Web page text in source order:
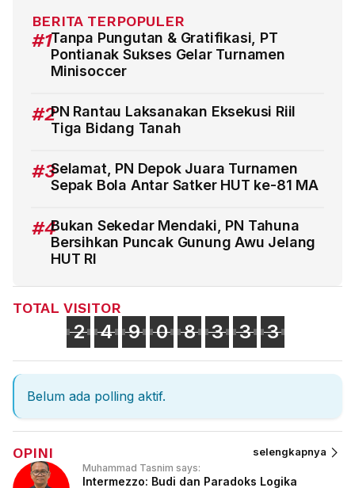
BERITA TERPOPULER
#1Tanpa Pungutan & Gratifikasi, PT
Pontianak Sukses Gelar Turnamen
Minisoccer
#2PN Rantau Laksanakan Eksekusi Riil
Tiga Bidang Tanah
#3Selamat, PN Depok Juara Turnamen
Sepak Bola Antar Satker HUT ke-81 MA
#4Bukan Sekedar Mendaki, PN Tahuna
Bersihkan Puncak Gunung Awu Jelang
HUT RI
TOTAL VISITOR
2 4 9 0 8 3 3 3
Belum ada polling aktif.
OPINI selengkapnya
Muhammad Tasnim says:
Intermezzo: Budi dan Paradoks Logika